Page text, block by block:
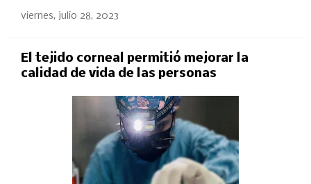
viernes, julio 28, 2023
El tejido corneal permitió mejorar la
calidad de vida de las personas